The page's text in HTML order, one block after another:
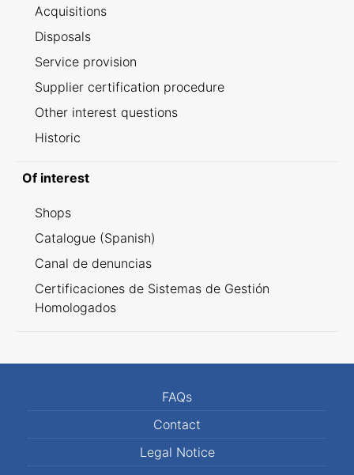
Acquisitions
Disposals
Service provision
Supplier certification procedure
Other interest questions
Historic
Of interest
Shops
Catalogue (Spanish)
Canal de denuncias
Certificaciones de Sistemas de Gestión
Homologados
FAQs
Contact
Legal Notice